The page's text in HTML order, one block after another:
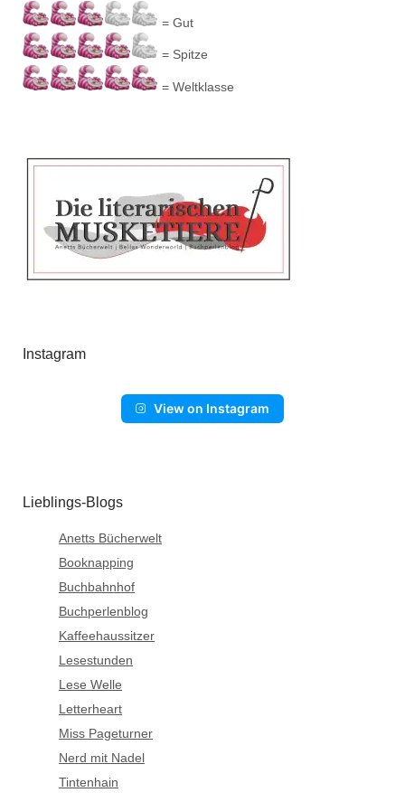
= Gut
= Spitze
= Weltklasse
Instagram
View on Instagram
Lieblings-Blogs
Anetts Bücherwelt
Booknapping
Buchbahnhof
Buchperlenblog
Kaffeehaussitzer
Lesestunden
Lese Welle
Letterheart
Miss Pageturner
Nerd mit Nadel
Tintenhain